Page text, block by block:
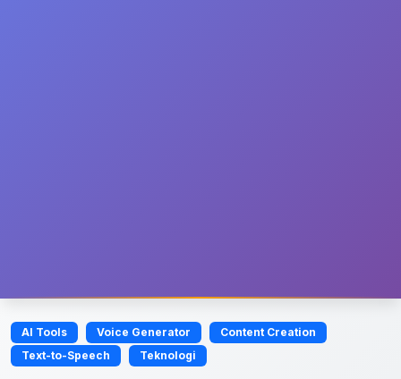
AI Tools Voice Generator
Content Creation
Text-to-Speech
Teknologi